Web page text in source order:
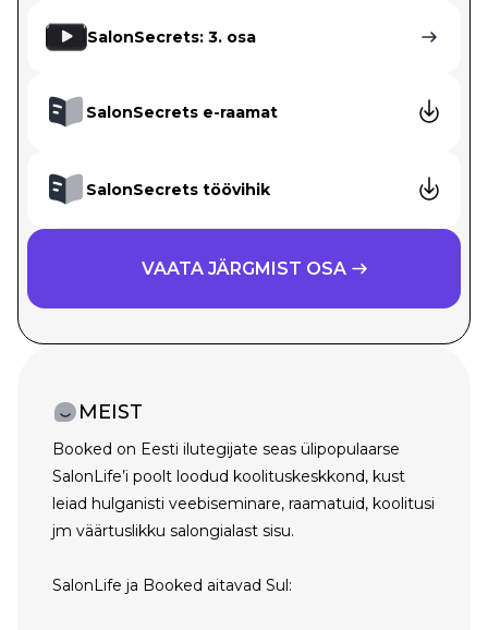
SalonSecrets: 3. osa
SalonSecrets e-raamat
SalonSecrets töövihik
VAATA JÄRGMIST OSA
MEIST
Booked on Eesti ilutegijate seas ülipopulaarse
SalonLife’i poolt loodud koolituskeskkond, kust
leiad hulganisti veebiseminare, raamatuid, koolitusi
jm väärtuslikku salongialast sisu.
SalonLife ja Booked aitavad Sul: